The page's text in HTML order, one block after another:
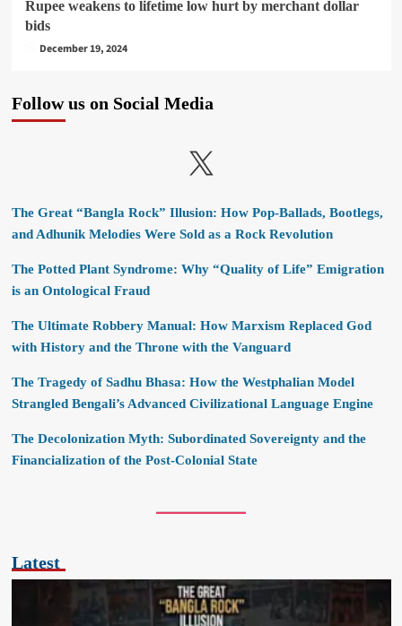
Rupee weakens to lifetime low hurt by merchant dollar
bids
December 19, 2024
Follow us on Social Media
X
The Great “Bangla Rock” Illusion: How Pop-Ballads, Bootlegs,
and Adhunik Melodies Were Sold as a Rock Revolution
The Potted Plant Syndrome: Why “Quality of Life” Emigration
is an Ontological Fraud
The Ultimate Robbery Manual: How Marxism Replaced God
with History and the Throne with the Vanguard
The Tragedy of Sadhu Bhasa: How the Westphalian Model
Strangled Bengali’s Advanced Civilizational Language Engine
The Decolonization Myth: Subordinated Sovereignty and the
Financialization of the Post-Colonial State
Latest